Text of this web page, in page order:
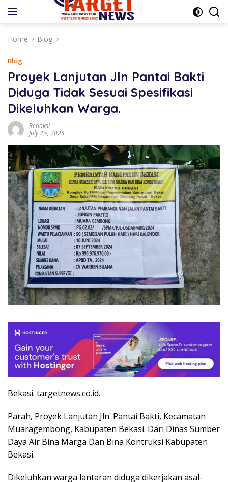
Home
Blog
Blog
Proyek Lanjutan Jln Pantai Bakti
Diduga Tidak Sesuai Spesifikasi
Dikeluhkan Warga.
Redaksi
July 15, 2024
Bekasi. targetnews.co.id.
Parah, Proyek Lanjutan Jln. Pantai Bakti, Kecamatan
Muaragembong, Kabupaten Bekasi. Dari Dinas Sumber
Daya Air Bina Marga Dan Bina Kontruksi Kabupaten
Bekasi.
Dikeluhkan warga lantaran diduga dikerjakan asal-